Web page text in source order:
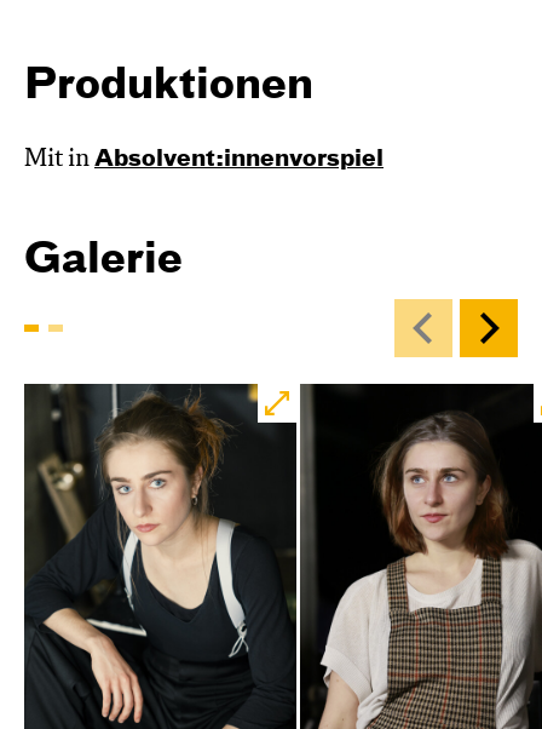
Produktionen
Mit in Absol­vent:innen­vor­spiel
Galerie